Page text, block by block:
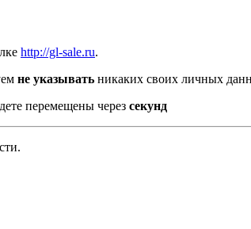
http://gl-sale.ru.
не указывать никаких своих личных
перемещены через секунд